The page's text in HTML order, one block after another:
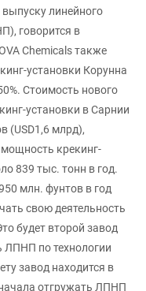
выпуску линейного
говорится в
Chemicals также
установки Корунна
Стоимость нового
установки в Сарнии
(USD1,6 млрд),
крекинг-
839 тыс. тонн в год.
млн. фунтов в год
свою деятельность
будет второй завод
ЛПНП по технологии
завод находится в
отгружать ЛПНП